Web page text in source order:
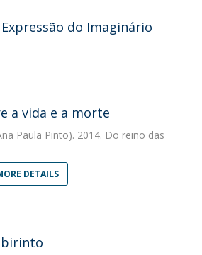
do Imaginário
a vida e a morte
Paula Pinto). 2014. Do reino das
DETAILS